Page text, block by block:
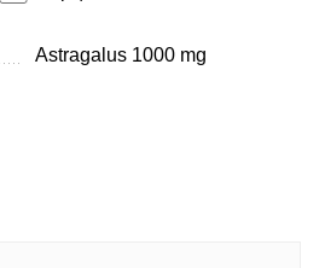
Astragalus 1000 mg